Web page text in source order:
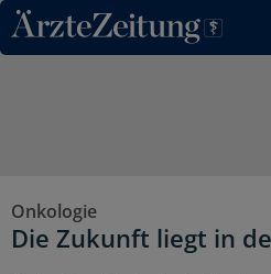
Direkt zum Inhaltsbereich
Onkologie
Die Zukunft liegt in